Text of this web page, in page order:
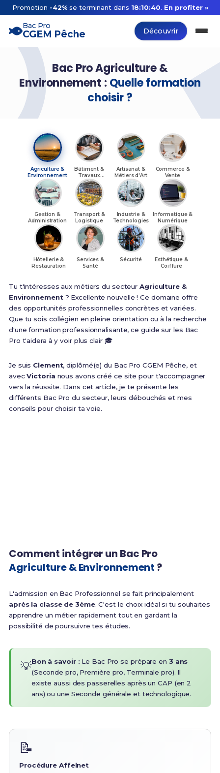
Promotion -42% se terminant dans 18:10:39. En profiter »
Bac Pro
CGEM Pêche Découvrir
Bac Pro Agriculture &
Environnement : Quelle formation
choisir ?
Agriculture &
Environnement
Bâtiment &
Travaux
Publics
Artisanat &
Métiers d'Art
Commerce &
Vente
Gestion &
Administration
Transport &
Logistique
Industrie &
Technologies
Informatique &
Numérique
Hôtellerie &
Restauration
Services &
Santé
Sécurité
Esthétique &
Coiffure
Tu t'intéresses aux métiers du secteurAgriculture &
Environnement ? Excellente nouvelle ! Ce domaine offre
des opportunités professionnelles concrètes et variées.
Que tu sois collégien en pleine orientation ou à la recherche
d'une formation professionnalisante, ce guide sur les Bac
Pro t'aidera à y voir plus clair 🎓
Je suis Clement, diplômé(e) du Bac Pro CGEM Pêche, et
avecVictoria nous avons créé ce site pour t'accompagner
vers la réussite. Dans cet article, je te présente les
différents Bac Pro du secteur, leurs débouchés et mes
conseils pour choisir ta voie.
Comment intégrer un Bac Pro
Agriculture & Environnement ?
L'admission en Bac Professionnel se fait principalement
après la classe de 3ème. C'est le choix idéal si tu souhaites
apprendre un métier rapidement tout en gardant la
possibilité de poursuivre tes études.
💡Bon à savoir : Le Bac Pro se prépare en 3 ans
(Seconde pro, Première pro, Terminale pro). Il
existe aussi des passerelles après un CAP (en 2
ans) ou une Seconde générale et technologique.
📝
Procédure Affelnet